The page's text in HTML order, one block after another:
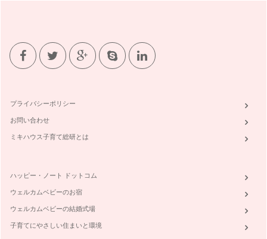
起きるぞ、の予定の前に起こ…
【しつけに迷う時、どうしたらいいの？】
「魔の2歳児」なんて言葉があるように、2歳になるあたりか
ら、とにかくなんでも「イヤ！」と言…
いの？」とお悩みの問題について、コ…
プライバシーポリシー
お問い合わせ
ミキハウス子育て総研とは
ハッピー・ノート ドットコム
ウェルカムベビーのお宿
ウェルカムベビーの結婚式場
子育てにやさしい住まいと環境